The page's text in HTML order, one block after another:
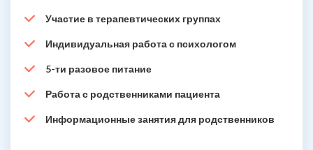
Участие в терапевтических группах
Индивидуальная работа с психологом
5-ти разовое питание
Работа с родственниками пациента
Информационные занятия для родственников